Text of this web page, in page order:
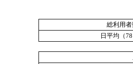
総利用者
日平均（